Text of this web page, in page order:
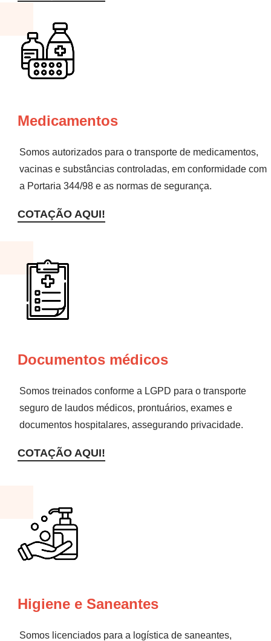
Medicamentos
Somos autorizados para o transporte de medicamentos,
vacinas e substâncias controladas, em conformidade com
a Portaria 344/98 e as normas de segurança.
COTAÇÃO AQUI!
Documentos médicos
Somos treinados conforme a LGPD para o transporte
seguro de laudos médicos, prontuários, exames e
documentos hospitalares, assegurando privacidade.
COTAÇÃO AQUI!
Higiene e Saneantes
Somos licenciados para a logística de saneantes,